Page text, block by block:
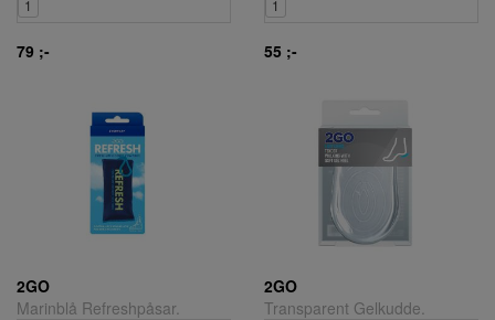
1
79 ;-
1
55 ;-
2GO
Marinblå Refreshpåsar.
2GO
Transparent Gelkudde.